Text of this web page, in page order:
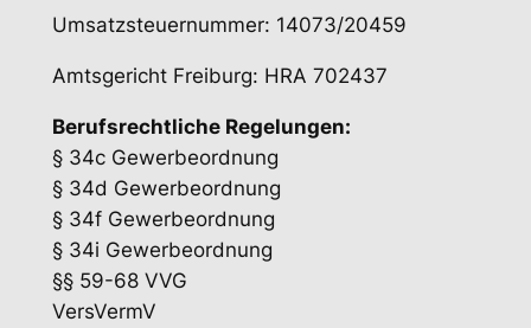
Umsatzsteuernummer: 14073/20459
Amtsgericht Freiburg: HRA 702437
Berufsrechtliche Regelungen:
§ 34c Gewerbeordnung
§ 34d Gewerbeordnung
§ 34f Gewerbeordnung
§ 34i Gewerbeordnung
§§ 59-68 VVG
VersVermV